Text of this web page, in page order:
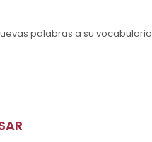
palabras a su vocabulario